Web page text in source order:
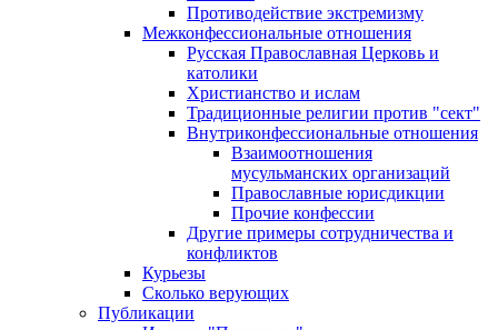
Противодействие экстремизму
Межконфессиональные отношения
Русская Православная Церковь и
католики
Христианство и ислам
Традиционные религии против "сект"
Внутриконфессиональные отношения
Взаимоотношения
мусульманских организаций
Православные юрисдикции
Прочие конфессии
Другие примеры сотрудничества и
конфликтов
Курьезы
Сколько верующих
Публикации